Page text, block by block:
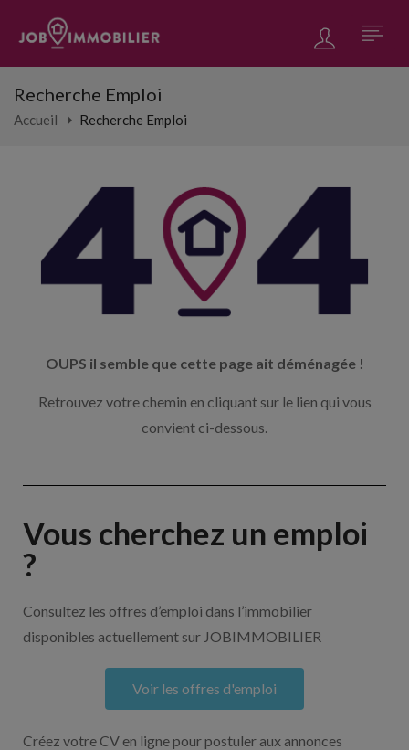
Recherche Emploi
Accueil Recherche Emploi
OUPS il semble que cette page ait déménagée !
Retrouvez votre chemin en cliquant sur le lien qui vous
convient ci-dessous.
Vous cherchez un emploi
?
Consultez les offres d’emploi dans l’immobilier
disponibles actuellement sur JOBIMMOBILIER
Voir les offres d'emploi
Créez votre CV en ligne pour postuler aux annonces